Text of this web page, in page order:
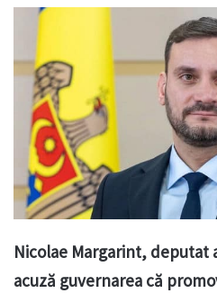
Nicolae Margarint, deputat
acuză guvernarea că